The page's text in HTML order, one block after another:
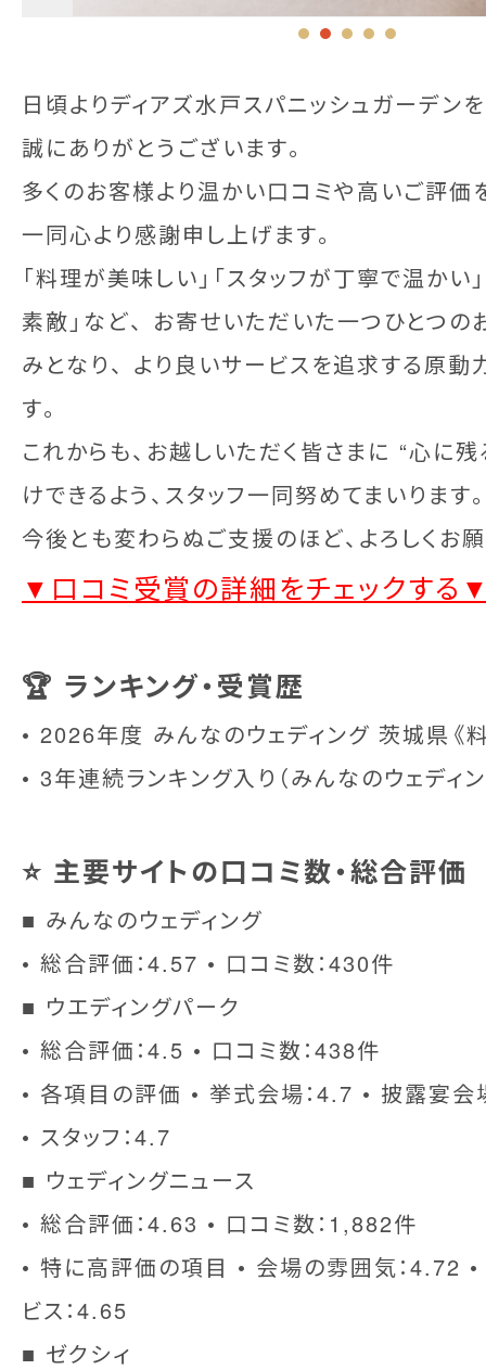
日頃よりディアズ水戸スパニッシュガーデン
誠にありがとうございます。
多くのお客様より温かい口コミや高いご評価
一同心より感謝申し上げます。
「料理が美味しい」「スタッフが丁寧で温かい
素敵」など、 お寄せいただいた一つひとつの
みとなり、 より良いサービスを追求する原動
す。
これからも、お越しいただく皆さまに “心に
けできるよう、スタッフ一同努めてまいります
今後とも変わらぬご支援のほど、よろしくお
▼口コミ受賞の詳細をチェックする
🏆 ランキング・受賞歴
• 2026年度 みんなのウェディング 茨城県《
• 3年連続ランキング入り（みんなのウェディ
⭐ 主要サイトの口コミ数・総合評価
■ みんなのウェディング
• 総合評価：4.57 • 口コミ数：430件
■ ウエディングパーク
• 総合評価：4.5 • 口コミ数：438件
• 各項目の評価 • 挙式会場：4.7 • 披露宴会
• スタッフ：4.7
■ ウェディングニュース
• 総合評価：4.63 • 口コミ数：1,882件
• 特に高評価の項目 • 会場の雰囲気：4.72
ビス：4.65
■ ゼクシィ